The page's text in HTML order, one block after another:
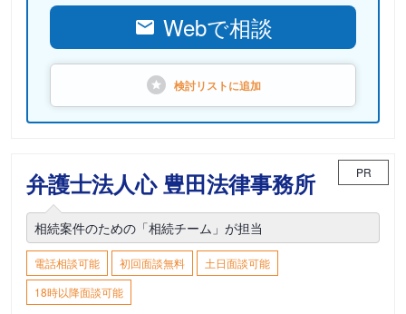
Webで相談
検討リストに追加
弁護士法人心 豊田法律事務所 PR
相続案件のための「相続チーム」が担当
電話相談可能 初回面談無料
土日面談可能
18時以降面談可能